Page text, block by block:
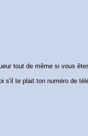
tout de même si vous
te plait ton numéro de